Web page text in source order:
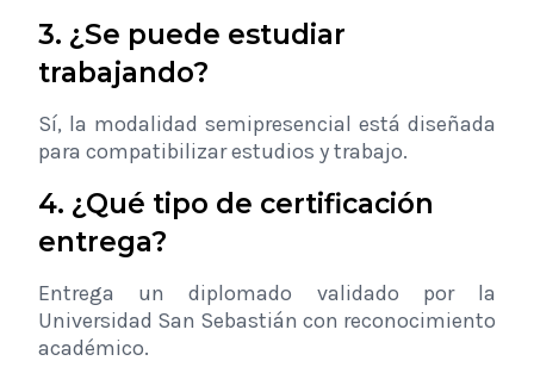
3. ¿Se puede estudiar
trabajando?
Sí, la modalidad semipresencial está diseñada
para compatibilizar estudios y trabajo.
4. ¿Qué tipo de certificación
entrega?
Entrega un diplomado validado por la
Universidad San Sebastián con reconocimiento
académico.